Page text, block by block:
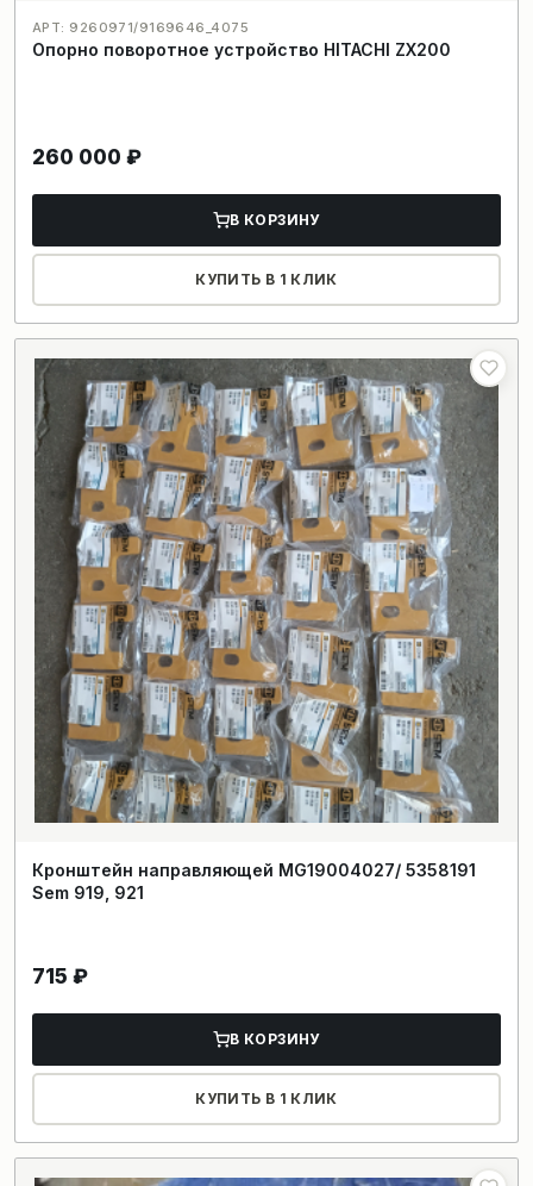
АРТ: 9260971/9169646_4075
Опорно поворотное устройство HITACHI ZX200
260 000 ₽
В КОРЗИНУ
КУПИТЬ В 1 КЛИК
Кронштейн направляющей MG19004027/ 5358191
Sem 919, 921
715 ₽
В КОРЗИНУ
КУПИТЬ В 1 КЛИК